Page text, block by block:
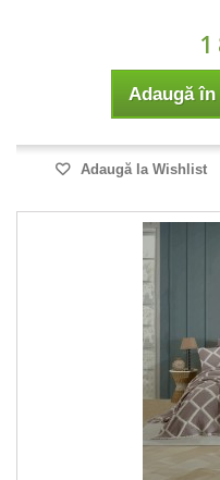
1
Adaugă în
Adaugă la Wishlist